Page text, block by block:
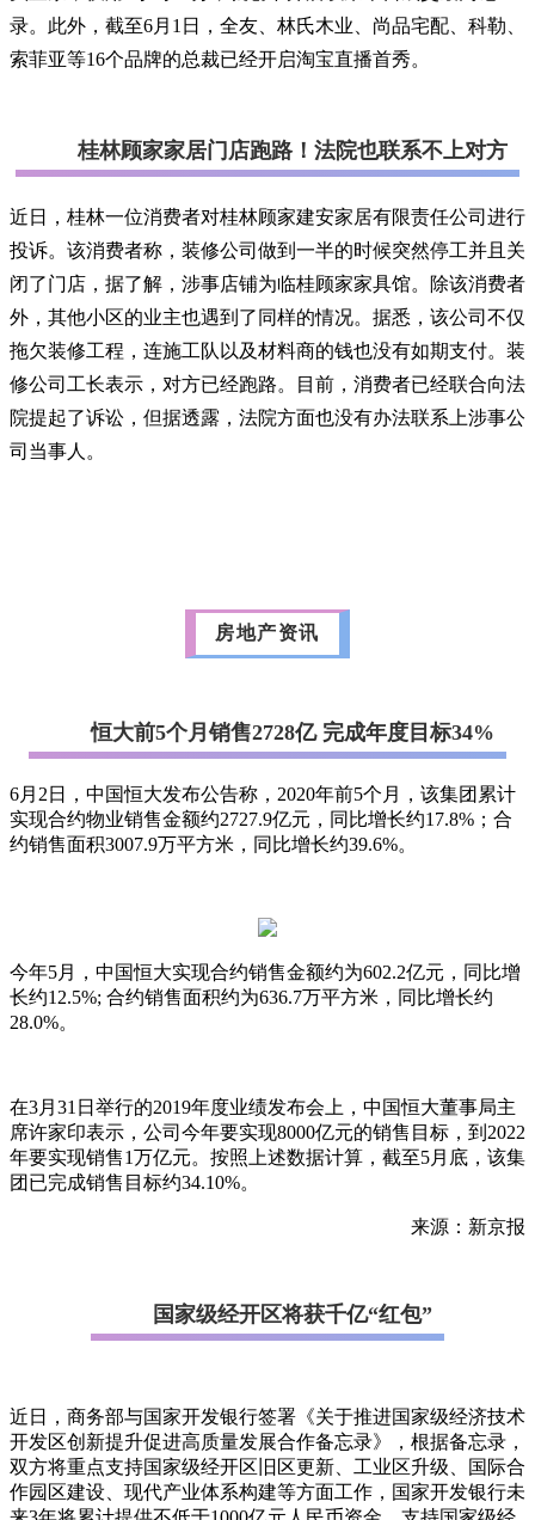
录。此外，截至6月1日，全友、林氏木业、尚品宅配、科勒、
索菲亚等16个品牌的总裁已经开启淘宝直播首秀。
桂林顾家家居门店跑路！法院也联系不上对方
近日，桂林一位消费者对桂林顾家建安家居有限责任公司进行
投诉。该消费者称，装修公司做到一半的时候突然停工并且关
闭了门店，据了解，涉事店铺为临桂顾家家具馆。除该消费者
外，其他小区的业主也遇到了同样的情况。据悉，该公司不仅
拖欠装修工程，连施工队以及材料商的钱也没有如期支付。装
修公司工长表示，对方已经跑路。目前，消费者已经联合向法
院提起了诉讼，但据透露，法院方面也没有办法联系上涉事公
司当事人。
房地产资讯
恒大前5个月销售2728亿 完成年度目标34%
6月2日，中国恒大发布公告称，2020年前5个月，该集团累计
实现合约物业销售金额约2727.9亿元，同比增长约17.8%；合
约销售面积3007.9万平方米，同比增长约39.6%。
今年5月，中国恒大实现合约销售金额约为602.2亿元，同比增
长约12.5%; 合约销售面积约为636.7万平方米，同比增长约
28.0%。
在3月31日举行的2019年度业绩发布会上，中国恒大董事局主
席许家印表示，公司今年要实现8000亿元的销售目标，到2022
年要实现销售1万亿元。按照上述数据计算，截至5月底，该集
团已完成销售目标约34.10%。
来源：新京报
国家级经开区将获千亿“红包”
近日，商务部与国家开发银行签署《关于推进国家级经济技术
开发区创新提升促进高质量发展合作备忘录》，根据备忘录，
双方将重点支持国家级经开区旧区更新、工业区升级、国际合
作园区建设、现代产业体系构建等方面工作，国家开发银行未